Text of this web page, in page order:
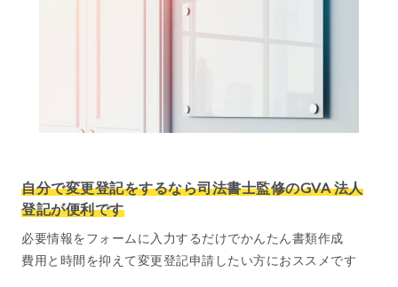
自分で変更登記をするなら司法書士監修のGVA 法人
登記が便利です
必要情報をフォームに入力するだけでかんたん書類作成
費用と時間を抑えて変更登記申請したい方におススメです